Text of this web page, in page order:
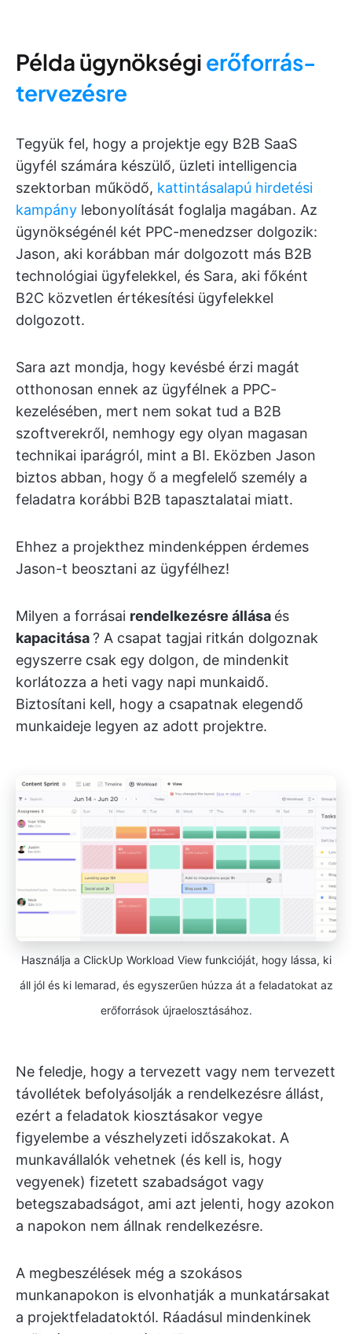
Példa ügynökségi erőforrás-
tervezésre
Tegyük fel, hogy a projektje egy B2B SaaS
ügyfél számára készülő, üzleti intelligencia
szektorban működő, kattintásalapú hirdetési
kampány lebonyolítását foglalja magában. Az
ügynökségénél két PPC-menedzser dolgozik:
Jason, aki korábban már dolgozott más B2B
technológiai ügyfelekkel, és Sara, aki főként
B2C közvetlen értékesítési ügyfelekkel
dolgozott.
Sara azt mondja, hogy kevésbé érzi magát
otthonosan ennek az ügyfélnek a PPC-
kezelésében, mert nem sokat tud a B2B
szoftverekről, nemhogy egy olyan magasan
technikai iparágról, mint a BI. Eközben Jason
biztos abban, hogy ő a megfelelő személy a
feladatra korábbi B2B tapasztalatai miatt.
Ehhez a projekthez mindenképpen érdemes
Jason-t beosztani az ügyfélhez!
Milyen a forrásai rendelkezésre állása és
kapacitása? A csapat tagjai ritkán dolgoznak
egyszerre csak egy dolgon, de mindenkit
korlátozza a heti vagy napi munkaidő.
Biztosítani kell, hogy a csapatnak elegendő
munkaideje legyen az adott projektre.
Használja a ClickUp Workload View funkcióját, hogy lássa, ki
áll jól és ki lemarad, és egyszerűen húzza át a feladatokat az
erőforrások újraelosztásához.
Ne feledje, hogy a tervezett vagy nem tervezett
távollétek befolyásolják a rendelkezésre állást,
ezért a feladatok kiosztásakor vegye
figyelembe a vészhelyzeti időszakokat. A
munkavállalók vehetnek (és kell is, hogy
vegyenek) fizetett szabadságot vagy
betegszabadságot, ami azt jelenti, hogy azokon
a napokon nem állnak rendelkezésre.
A megbeszélések még a szokásos
munkanapokon is elvonhatják a munkatársakat
a projektfeladatoktól. Ráadásul mindenkinek